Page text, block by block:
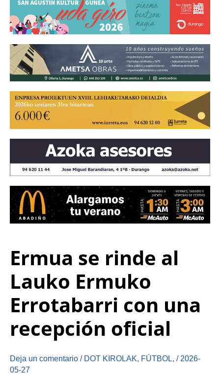
Ermua se rinde al
Lauko Ermuko
Errotabarri con una
recepción oficial
Deja un comentario / DOT KIROLAK, FÚTBOL, / 2026-
05-27